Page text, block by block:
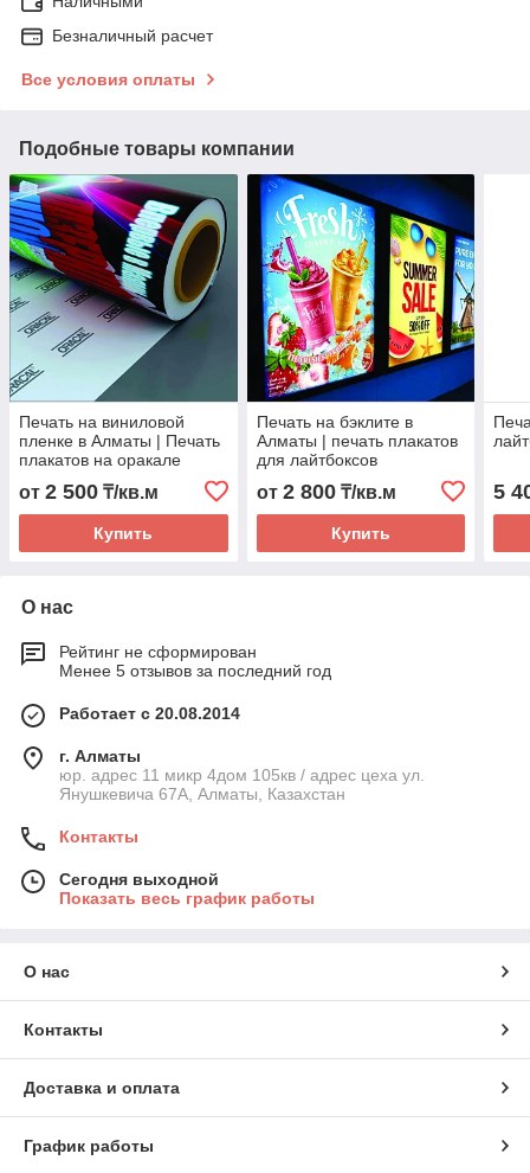
Безналичный расчет
Все условия оплаты
Подобные товары компании
Печать на виниловой
пленке в Алматы | Печать
плакатов на оракале
от 2 500 ₸/кв.м
Купить
Печать на бэклите в
Алматы | печать плакатов
для лайтбоксов
от 2 800₸/кв.м
Купить
5
О нас
Рейтинг не сформирован
Менее 5 отзывов за последний год
Работает с 20.08.2014
г. Алматы
юр. адрес 11 микр 4дом 105кв / адрес цеха ул.
Янушкевича 67А, Алматы, Казахстан
Контакты
Сегодня выходной
Показать весь график работы
О нас
Контакты
Доставка и оплата
График работы